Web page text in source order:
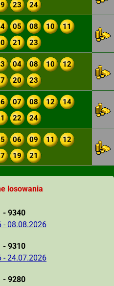
23 24
05 08 10
11
21 23
04 08 10
12
20 23
07 08 12
14
22 24
06 09 11
12
19 21
losowania
- 9340
- 08.08.2026
- 9310
- 24.07.2026
- 9280